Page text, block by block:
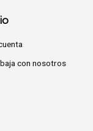
con nosotros